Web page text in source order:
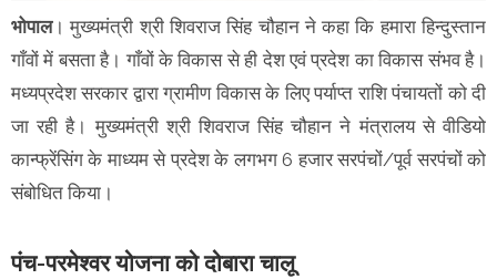
भोपाल। मुख्यमंत्री श्री शिवराज सिंह चौहान ने कहा कि हमारा हिन्दुस्तान
गाँवों में बसता है। गाँवों के विकास से ही देश एवं प्रदेश का विकास संभव है।
मध्यप्रदेश सरकार द्वारा ग्रामीण विकास के लिए पर्याप्त राशि पंचायतों को दी
जा रही है। मुख्यमंत्री श्री शिवराज सिंह चौहान ने मंत्रालय से वीडियो
कान्फ्रेंसिंग के माध्यम से प्रदेश के लगभग 6 हजार सरपंचों/पूर्व सरपंचों को
संबोधित किया।
पंच-परमेश्वर योजना को दोबारा चालू